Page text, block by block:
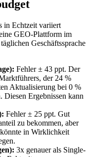
in Echtzeit variiert
GEO-Plattform im
Geschäftssprache
Fehler ± 43 ppt. Der
der 24 %
Aktualisierung bei 0 %
Diesen Ergebnissen kann
Fehler ± 25 ppt. Gut
zu bekommen, aber
in Wirklichkeit
3x genauer als Single-